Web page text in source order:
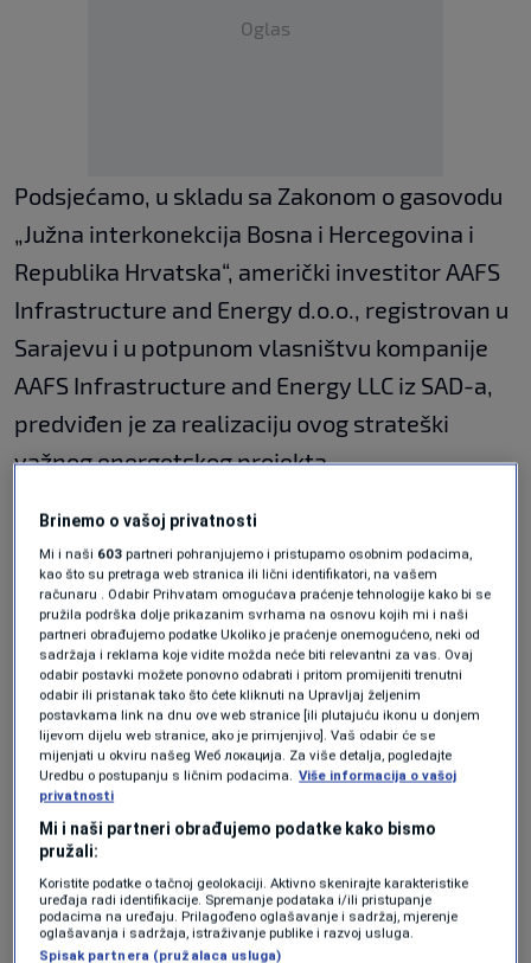
Oglas
Podsjećamo, u skladu sa Zakonom o gasovodu
„Južna interkonekcija Bosna i Hercegovina i
Republika Hrvatska“, američki investitor AAFS
Infrastructure and Energy d.o.o., registrovan u
Sarajevu i u potpunom vlasništvu kompanije
AAFS Infrastructure and Energy LLC iz SAD-a,
predviđen je za realizaciju ovog strateški
važnog energetskog projekta.
U pismu upućenom premijeru Nikšiću navodi
se da su nedavni medijski izvještaji i
špekulacije kojima se kompanija AAFS, njeni
predstavnici ili poslovne aktivnosti u Bosni i
Hercegovini pokušavaju povezati s političkim
ličnostima, uključujući Milorada Dodika ili
penzionisanog američkog general-
potpukovnika Michaela Flynna, „u potpunosti
netačni, obmanjujući i bez ikakvog činjeničnog
osnova“.
Joseph J. Flynn naglašava da njegov brat,
penzionisani general-potpukovnik Michael
Brinemo o vašoj privatnosti
Mi i naši 603 partneri pohranjujemo i pristupamo osobnim podacima,
kao što su pretraga web stranica ili lični identifikatori, na vašem
računaru . Odabir Prihvatam omogućava praćenje tehnologije kako bi se
pružila podrška dolje prikazanim svrhama na osnovu kojih mi i naši
partneri obrađujemo podatke Ukoliko je praćenje onemogućeno, neki od
sadržaja i reklama koje vidite možda neće biti relevantni za vas. Ovaj
odabir postavki možete ponovno odabrati i pritom promijeniti trenutni
odabir ili pristanak tako što ćete kliknuti na Upravljaj željenim
postavkama link na dnu ove web stranice [ili plutajuću ikonu u donjem
lijevom dijelu web stranice, ako je primjenjivo]. Vaš odabir će se
mijenjati u okviru našeg Wеб локација. Za više detalja, pogledajte
Uredbu o postupanju s ličnim podacima. Više informacija o vašoj
privatnosti
Mi i naši partneri obrađujemo podatke kako bismo
pružali:
Koristite podatke o tačnoj geolokaciji. Aktivno skenirajte karakteristike
uređaja radi identifikacije. Spremanje podataka i/ili pristupanje
podacima na uređaju. Prilagođeno oglašavanje i sadržaj, mjerenje
oglašavanja i sadržaja, istraživanje publike i razvoj usluga.
Spisak partnera (pružalaca usluga)